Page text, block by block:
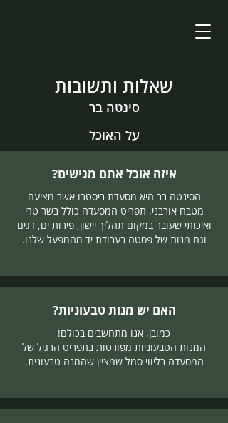
שאלות ותשובות
סינטה בר
על האוכל
איזה אוכל אתם מגישים?
הסינטה בר היא מסעדת ביסטרו אשר מציעה
מטבח אורבני, תפריט המסעדה כולל בשר טרי
ואיכותי שעובר במקום תהליך יישון, פירות ים, דגים
וגם מנות של פסטה בעבודת יד מהמפעל שלנו.
האם יש מנות טבעוניות?
כמובן, אנו מתחשבים בכולם!
המנות הטבעוניות מפורטות בתפריט הרגיל של
המסעדה בליווי סמל שמציין שהמנה טבעונית.